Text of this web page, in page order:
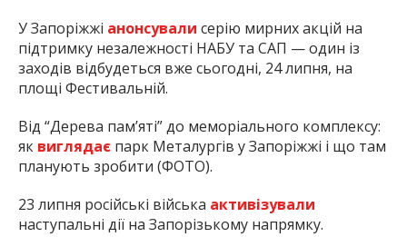
У Запоріжжі анонсували серію мирних акцій на
підтримку незалежності НАБУ та САП — один із
заходів відбудеться вже сьогодні, 24 липня, на
площі Фестивальній.
Від “Дерева пам’яті” до меморіального комплексу:
як виглядає парк Металургів у Запоріжжі і що там
планують зробити (ФОТО).
23 липня російські війська активізували
наступальні дії на Запорізькому напрямку.